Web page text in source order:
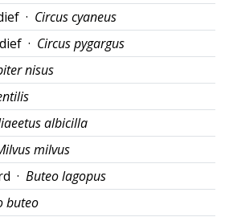
· Circus cyaneus
· Circus pygargus
nisus
albicilla
milvus
· Buteo lagopus
buteo